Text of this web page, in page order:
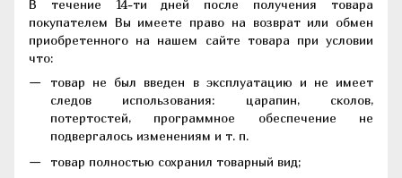
В течение 14-ти дней после получения товара
покупателем Вы имеете право на возврат или обмен
приобретенного на нашем сайте товара при условии
что:
товар не был введен в эксплуатацию и не имеет
следов использования: царапин, сколов,
потертостей, программное обеспечение не
подвергалось изменениям и т. п.
товар полностью сохранил товарный вид;